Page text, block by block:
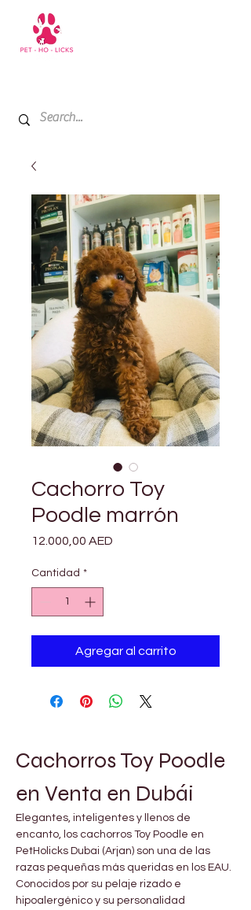
Cachorro Toy
Poodle marrón
12.000,00 AED
Cantidad *
Agregar al carrito
Cachorros Toy Poodle
en Venta en Dubái
Elegantes, inteligentes y llenos de
encanto, los cachorros Toy Poodle en
PetHolicks Dubai (Arjan) son una de las
razas pequeñas más queridas en los EAU.
Conocidos por su pelaje rizado e
hipoalergénico y su personalidad